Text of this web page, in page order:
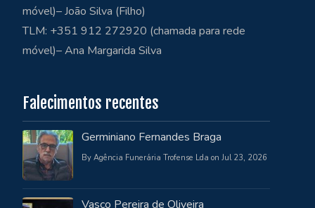
móvel)– João Silva (Filho)
TLM: +351 912 272920 (chamada para rede
móvel)– Ana Margarida Silva
Falecimentos recentes
Germiniano Fernandes Braga
By Agência Funerária Trofense Lda on Jul 23, 2026
Vasco Pereira de Oliveira